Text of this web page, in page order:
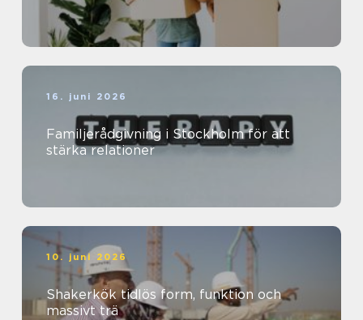
16. juni 2026
Familjerådgivning i Stockholm för att
stärka relationer
10. juni 2026
Shakerkök tidlös form, funktion och
massivt trä